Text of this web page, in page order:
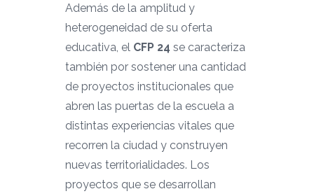
Además de la amplitud y
heterogeneidad de su oferta
educativa, el CFP 24 se caracteriza
también por sostener una cantidad
de proyectos institucionales que
abren las puertas de la escuela a
distintas experiencias vitales que
recorren la ciudad y construyen
nuevas territorialidades. Los
proyectos que se desarrollan